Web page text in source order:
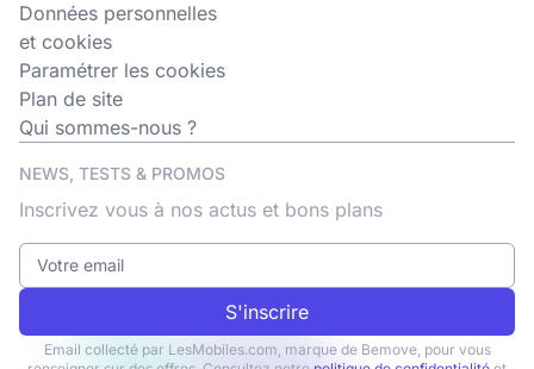
Données personnelles
et cookies
Paramétrer les cookies
Plan de site
Qui sommes-nous ?
NEWS, TESTS & PROMOS
Inscrivez vous à nos actus et bons plans
S'inscrire
Email collecté par LesMobiles.com, marque de Bemove, pour vous